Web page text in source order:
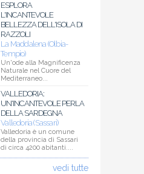
ESPLORA
L'INCANTEVOLE
BELLEZZA DELL'ISOLA DI
RAZZOLI
La Maddalena (Olbia-
Tempio)
Un'ode alla Magnificenza
Naturale nel Cuore del
Mediterraneo...
VALLEDORIA:
UN'INCANTEVOLE PERLA
DELLA SARDEGNA
Valledoria (Sassari)
Valledoria è un comune
della provincia di Sassari
di circa 4200 abitanti....
vedi tutte